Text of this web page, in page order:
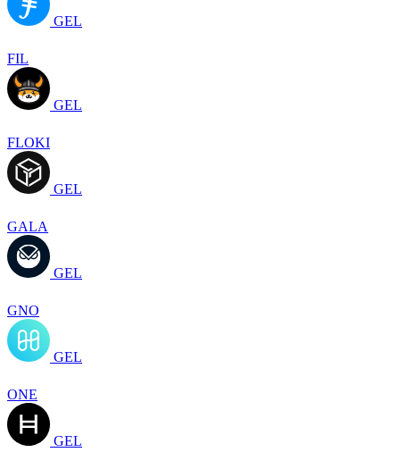
GEL
FIL
GEL
FLOKI
GEL
GALA
GEL
GNO
GEL
ONE
GEL